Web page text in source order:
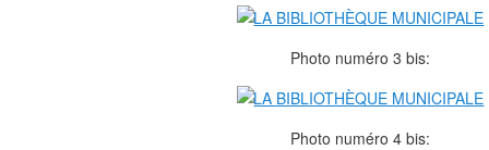
Photo numéro 3 bis:
Photo numéro 4 bis: